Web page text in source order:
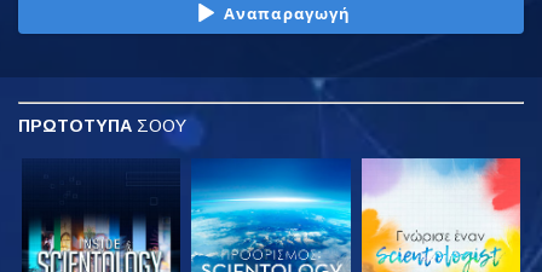
Αναπαραγωγή
ΠΡΩΤΟΤΥΠΑ ΣΟΟΥ